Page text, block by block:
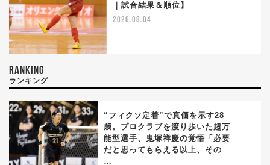
｜試合結果＆順位】
2026.08.04
RANKING
ランキング
“フィクソ定着”で真価を示す28
歳。プロクラブを渡り歩いた超万
能型選手、鬼塚祥慶の覚悟「必要
だと思ってもらえる以上、その
…